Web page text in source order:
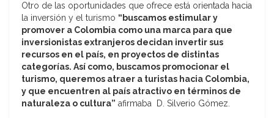
Otro de las oportunidades que ofrece está orientada hacia
la inversión y el turismo “buscamos estimular y
promover a Colombia como una marca para que
inversionistas extranjeros decidan invertir sus
recursos en el país, en proyectos de distintas
categorías. Así como, buscamos promocionar el
turismo, queremos atraer a turistas hacia Colombia,
y que encuentren al país atractivo en términos de
naturaleza o cultura” afirmaba D. Silverio Gómez.